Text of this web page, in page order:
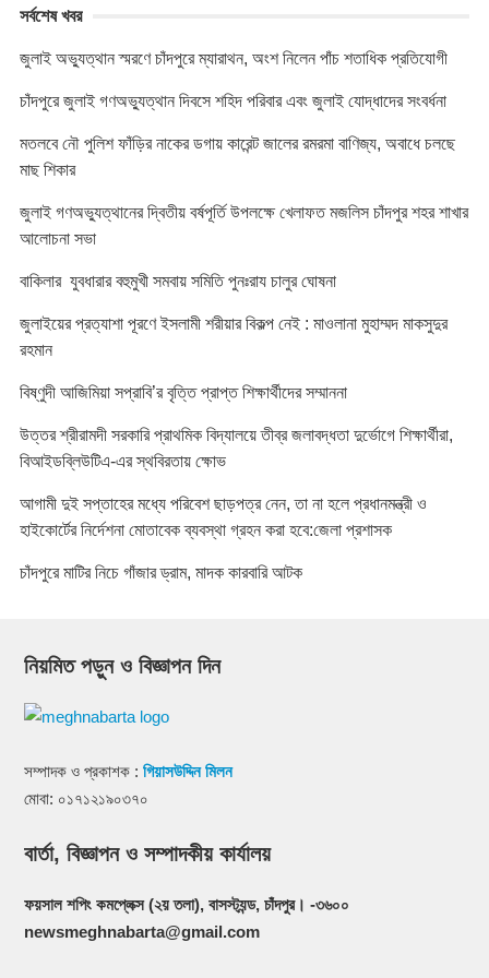
সর্বশেষ খবর
জুলাই অভ্যুত্থান স্মরণে চাঁদপুরে ম্যারাথন, অংশ নিলেন পাঁচ শতাধিক প্রতিযোগী
চাঁদপুরে জুলাই গণঅভ্যুত্থান দিবসে শহিদ পরিবার এবং জুলাই যোদ্ধাদের সংবর্ধনা
মতলবে নৌ পুলিশ ফাঁড়ির নাকের ডগায় কারেন্ট জালের রমরমা বাণিজ্য, অবাধে চলছে
মাছ শিকার
জুলাই গণঅভ্যুত্থানের দ্বিতীয় বর্ষপূর্তি উপলক্ষে খেলাফত মজলিস চাঁদপুর শহর শাখার
আলোচনা সভা
বাকিলার যুবধারার বহুমুখী সমবায় সমিতি পুনঃরায চালুর ঘোষনা
জুলাইয়ের প্রত্যাশা পূরণে ইসলামী শরীয়ার বিকল্প নেই : মাওলানা মুহাম্মদ মাকসুদুর
রহমান
বিষ্ণুদী আজিমিয়া সপ্রাবি’র বৃত্তি প্রাপ্ত শিক্ষার্থীদের সম্মাননা
উত্তর শ্রীরামদী সরকারি প্রাথমিক বিদ্যালয়ে তীব্র জলাবদ্ধতা দুর্ভোগে শিক্ষার্থীরা,
বিআইডব্লিউটিএ-এর স্থবিরতায় ক্ষোভ
আগামী দুই সপ্তাহের মধ্যে পরিবেশ ছাড়পত্র নেন, তা না হলে প্রধানমন্ত্রী ও
হাইকোর্টের নির্দেশনা মোতাবেক ব্যবস্থা গ্রহন করা হবে:জেলা প্রশাসক
চাঁদপুরে মাটির নিচে গাঁজার ড্রাম, মাদক কারবারি আটক
নিয়মিত পড়ুন ও বিজ্ঞাপন দিন
সম্পাদক ও প্রকাশক : গিয়াসউদ্দিন মিলন
মোবা: ০১৭১২১৯০৩৭০
বার্তা, বিজ্ঞাপন ও সম্পাদকীয় কার্যালয়
ফয়সাল শপিং কমপ্লেক্স (২য় তলা), বাসস্ট্যন্ড, চাঁদপুর। -৩৬০০
newsmeghnabarta@gmail.com